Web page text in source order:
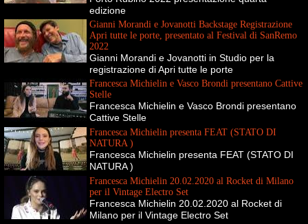
edizione
Gianni Morandi e Jovanotti Backstage Registrazione
Apri tutte le porte, presentato al Festival di SanRemo
2022
Gianni Morandi e Jovanotti in Studio per la
registrazione di Apri tutte le porte
Francesca Michielin e Vasco Brondi presentano Cattive
Stelle
Francesca Michielin e Vasco Brondi presentano
Cattive Stelle
Francesca Michielin presenta FEAT (STATO DI
NATURA )
Francesca Michielin presenta FEAT (STATO DI
NATURA )
Francesca Michielin 20.02.2020 al Rocket di Milano
per il Vintage Electro Set
Francesca Michielin 20.02.2020 al Rocket di
Milano per il Vintage Electro Set